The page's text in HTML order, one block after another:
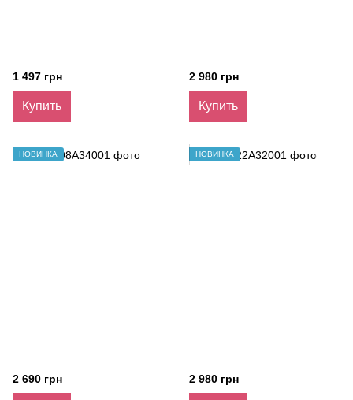
1 497 грн
Купить
2 980 грн
Купить
НОВИНКА
2 690 грн
НОВИНКА
2 980 грн